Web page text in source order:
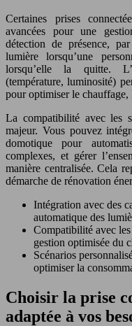
Certaines prises
avancées pour une
détection de présence,
lumière lorsqu’une
lorsqu’elle la quitte.
(température, luminosité)
pour optimiser le chauffage,
La compatibilité avec les
majeur. Vous pouvez
domotique pour
complexes, et gérer
manière centralisée. Cela
démarche de rénovation
Intégration avec des
automatique des
Compatibilité avec
gestion optimisée du
Scénarios
optimiser la
Choisir la prise
adaptée à vos